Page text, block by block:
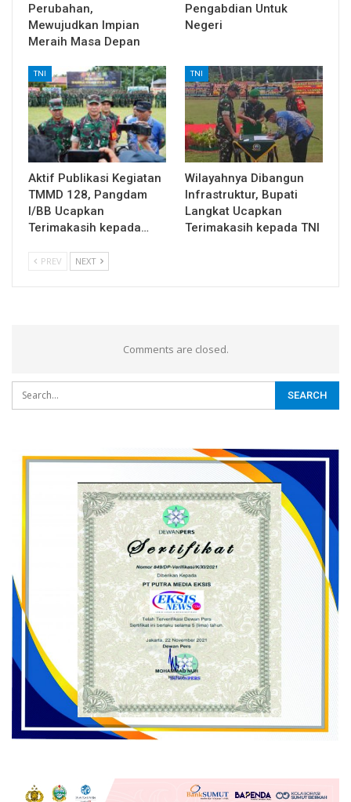
Perubahan,
Mewujudkan Impian
Meraih Masa Depan
Pengabdian Untuk
Negeri
TNI
Aktif Publikasi Kegiatan
TMMD 128, Pangdam
I/BB Ucapkan
Terimakasih kepada…
TNI
Wilayahnya Dibangun
Infrastruktur, Bupati
Langkat Ucapkan
Terimakasih kepada TNI
PREV NEXT
Comments are closed.